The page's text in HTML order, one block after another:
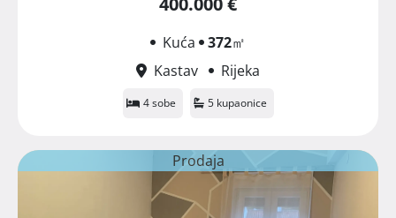
Kuća 372㎡
Kastav
Rijeka
4 sobe 5 kupaonice
Prodaja